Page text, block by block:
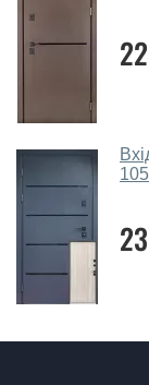
консультацію
собою
консультації
Виклик
Ви
Так робимо.